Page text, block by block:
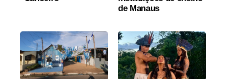
de Manaus